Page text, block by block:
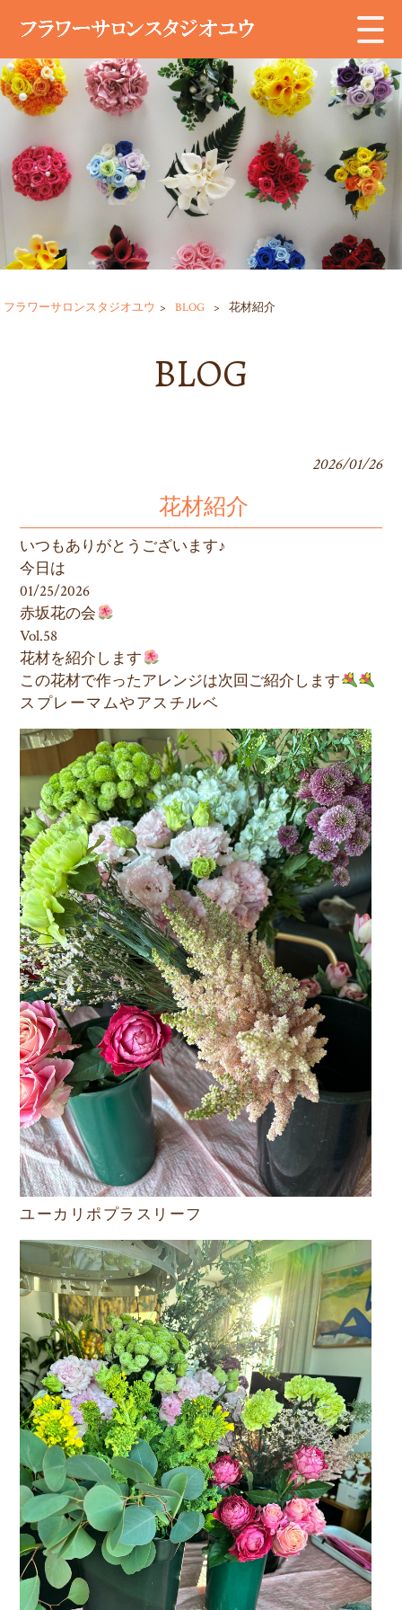
フラワーサロンスタジオユウ > BLOG > 花材紹介
BLOG
2026/01/26
花材紹介
いつもありがとうございます♪
今日は
01/25/2026
赤坂花の会
Vol.58
花材を紹介します
この花材で作ったアレンジは次回ご紹介します
スプレーマムやアスチルベ
ユーカリポプラスリーフ